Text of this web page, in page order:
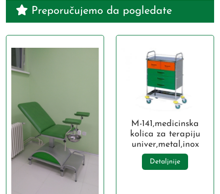
Preporučujemo da pogledate
M-141,medicinska
kolica za terapiju
univer,metal,inox
Detaljnije